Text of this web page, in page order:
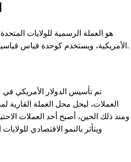
الأمريكية، ويستخدم كوحدة قياس قياسية للقيمة النقدية والتبادل.
العملات، ليحل محل العملة
ومنذ ذلك الحين، أصبح أحد العملات
ويتأثر بالنمو الاقتصادي